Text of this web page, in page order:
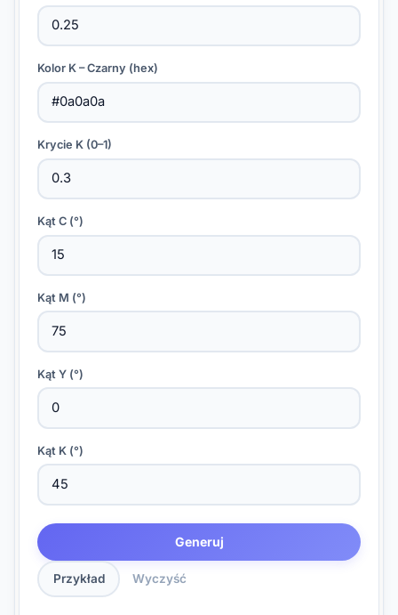
Kolor K – Czarny (hex)
Krycie K (0–1)
Kąt C (°)
Kąt M (°)
Kąt Y (°)
Kąt K (°)
Generuj
Przykład Wyczyść